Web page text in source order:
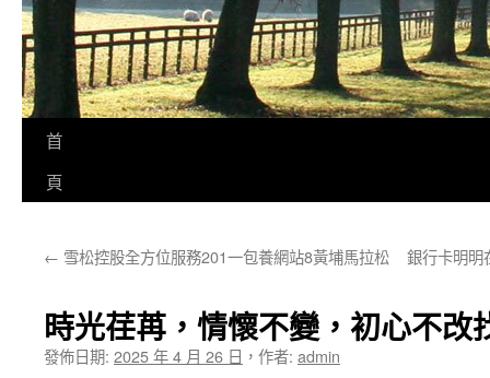
首
頁
← 雪松控股全方位服務201一包養網站8黃埔馬拉松 銀行卡明明
時光荏苒，情懷不變，初心不改
發佈日期: 2025 年 4 月 26 日 ， 作者: admin